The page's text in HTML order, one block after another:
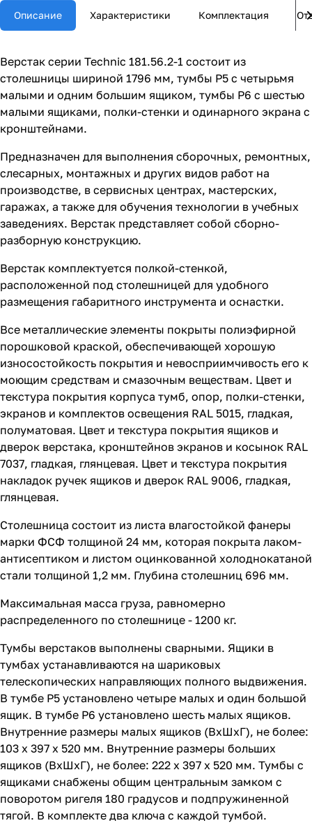
Описание Характеристики Комплектация
Верстак серии Technic 181.56.2-1 состоит из
столешницы шириной 1796 мм, тумбы P5 с четырьмя
малыми и одним большим ящиком, тумбы P6 с шестью
малыми ящиками, полки-стенки и одинарного экрана с
кронштейнами.
Предназначен для выполнения сборочных, ремонтных,
слесарных, монтажных и других видов работ на
производстве, в сервисных центрах, мастерских,
гаражах, а также для обучения технологии в учебных
заведениях. Верстак представляет собой сборно-
разборную конструкцию.
Верстак комплектуется полкой-стенкой,
расположенной под столешницей для удобного
размещения габаритного инструмента и оснастки.
Все металлические элементы покрыты полиэфирной
порошковой краской, обеспечивающей хорошую
износостойкость покрытия и невосприимчивость его к
моющим средствам и смазочным веществам. Цвет и
текстура покрытия корпуса тумб, опор, полки-стенки,
экранов и комплектов освещения RAL 5015, гладкая,
полуматовая. Цвет и текстура покрытия ящиков и
дверок верстака, кронштейнов экранов и косынок RAL
7037, гладкая, глянцевая. Цвет и текстура покрытия
накладок ручек ящиков и дверок RAL 9006, гладкая,
глянцевая.
Столешница состоит из листа влагостойкой фанеры
марки ФСФ толщиной 24 мм, которая покрыта лаком-
антисептиком и листом оцинкованной холоднокатаной
стали толщиной 1,2 мм. Глубина столешниц 696 мм.
Максимальная масса груза, равномерно
распределенного по столешнице - 1200 кг.
Тумбы верстаков выполнены сварными. Ящики в
тумбах устанавливаются на шариковых
телескопических направляющих полного выдвижения.
В тумбе P5 установлено четыре малых и один большой
ящик. В тумбе P6 установлено шесть малых ящиков.
Внутренние размеры малых ящиков (ВхШхГ), не более:
103 х 397 х 520 мм. Внутренние размеры больших
ящиков (ВхШхГ), не более: 222 х 397 х 520 мм. Тумбы с
ящиками снабжены общим центральным замком с
поворотом ригеля 180 градусов и подпружиненной
тягой. В комплекте два ключа с каждой тумбой.